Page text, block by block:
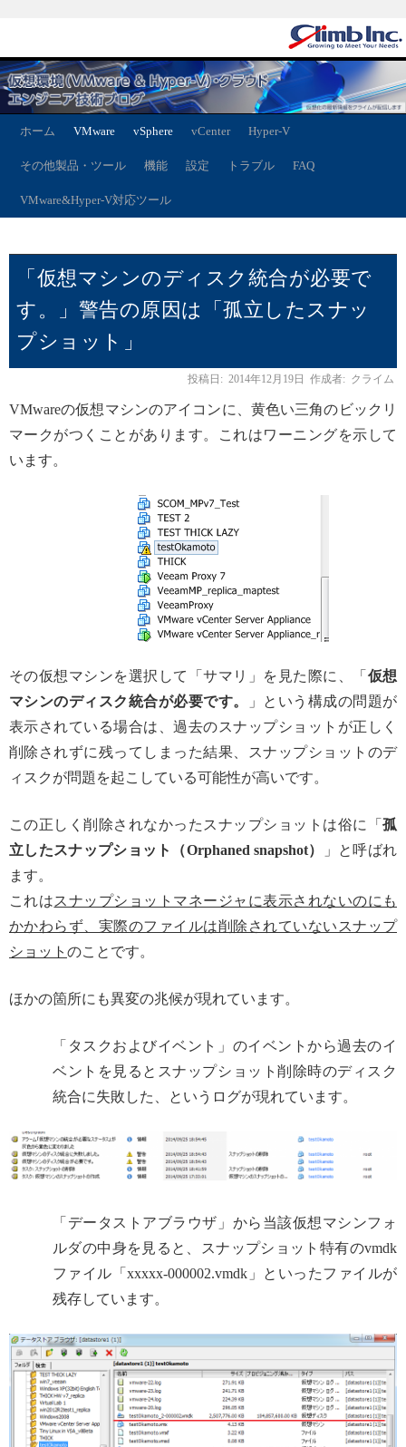
ホーム VMware vSphere vCenter Hyper-V
その他製品・ツール 機能 設定 トラブル FAQ
VMware&Hyper-V対応ツール
「仮想マシンのディスク統合が必要で
す。」警告の原因は「孤立したスナッ
プショット」
投稿日: 2014年12月19日 作成者: クライム
VMwareの仮想マシンのアイコンに、黄色い三角のビックリ
マークがつくことがあります。これはワーニングを示して
います。
その仮想マシンを選択して「サマリ」を見た際に、「 仮想
マシンのディスク統合が必要です。
」という構成の問題が
表示されている場合は、過去のスナップショットが正しく
削除されずに残ってしまった結果、スナップショットのデ
ィスクが問題を起こしている可能性が高いです。
この正しく削除されなかったスナップショットは俗に「 孤
立したスナップショット（Orphaned snapshot）
」と呼ばれ
ます。
これはスナップショットマネージャに表示されないのにも
かかわらず、実際のファイルは削除されていないスナップ
ショット のことです。
ほかの箇所にも異変の兆候が現れています。
「タスクおよびイベント」のイベントから過去のイ
ベントを見るとスナップショット削除時のディスク
統合に失敗した、というログが現れています。
「データストアブラウザ」から当該仮想マシンフォ
ルダの中身を見ると、スナップショット特有のvmdk
ファイル「xxxxx-000002.vmdk」といったファイルが
残存しています。